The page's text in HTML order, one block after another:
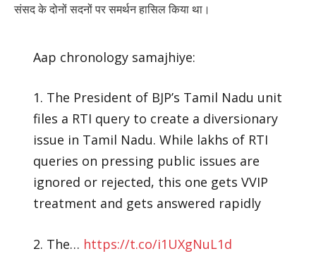
संसद के दोनों सदनों पर समर्थन हासिल किया था।
Aap chronology samajhiye:
1. The President of BJP’s Tamil Nadu unit
files a RTI query to create a diversionary
issue in Tamil Nadu. While lakhs of RTI
queries on pressing public issues are
ignored or rejected, this one gets VVIP
treatment and gets answered rapidly
2. The… https://t.co/i1UXgNuL1d